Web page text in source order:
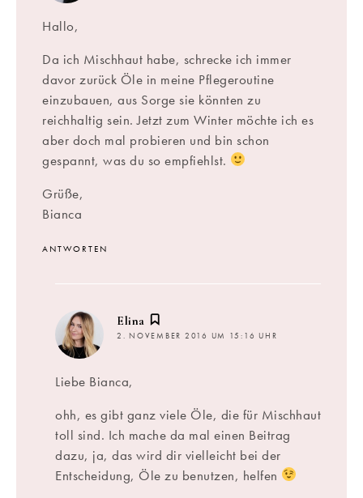
Hallo,
Da ich Mischhaut habe, schrecke ich immer
davor zurück Öle in meine Pflegeroutine
einzubauen, aus Sorge sie könnten zu
reichhaltig sein. Jetzt zum Winter möchte ich es
aber doch mal probieren und bin schon
gespannt, was du so empfiehlst.
Grüße,
Bianca
ANTWORTEN
Elina
2. NOVEMBER 2016 UM 15:16 UHR
Liebe Bianca,
ohh, es gibt ganz viele Öle, die für Mischhaut
toll sind. Ich mache da mal einen Beitrag
dazu, ja, das wird dir vielleicht bei der
Entscheidung, Öle zu benutzen, helfen